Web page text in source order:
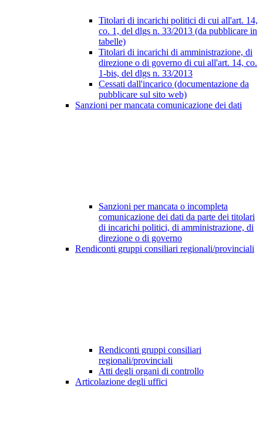
Titolari di incarichi politici di cui all'art. 14,
co. 1, del dlgs n. 33/2013 (da pubblicare in
tabelle)
Titolari di incarichi di amministrazione, di
direzione o di governo di cui all'art. 14, co.
1-bis, del dlgs n. 33/2013
Cessati dall'incarico (documentazione da
pubblicare sul sito web)
Sanzioni per mancata comunicazione dei dati
Sanzioni per mancata o incompleta
comunicazione dei dati da parte dei titolari
di incarichi politici, di amministrazione, di
direzione o di governo
Rendiconti gruppi consiliari regionali/provinciali
Rendiconti gruppi consiliari
regionali/provinciali
Atti degli organi di controllo
Articolazione degli uffici